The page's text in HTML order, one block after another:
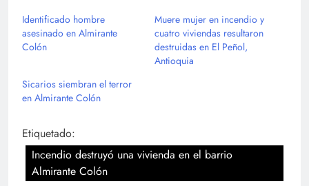
Identificado hombre
asesinado en Almirante
Colón
Muere mujer en incendio y
cuatro viviendas resultaron
destruidas en El Peñol,
Antioquia
Sicarios siembran el terror
en Almirante Colón
Etiquetado:
Incendio destruyó una vivienda en el barrio
Almirante Colón